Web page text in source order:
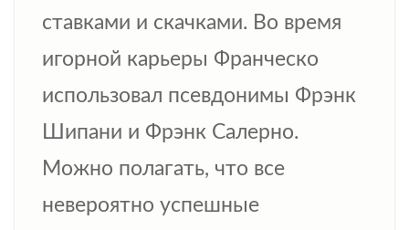
ставками и скачками. Во время
игорной карьеры Франческо
использовал псевдонимы Фрэнк
Шипани и Фрэнк Салерно.
Можно полагать, что все
невероятно успешные